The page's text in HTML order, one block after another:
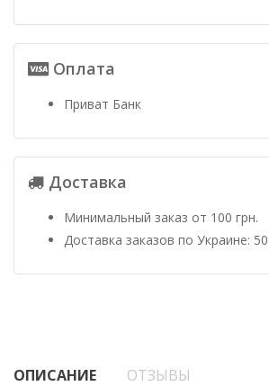
Оплата
Приват Банк
Доставка
Минимальный заказ от 100 грн.
Доставка заказов по Украине:
ОПИСАНИЕ ОТЗЫВЫ